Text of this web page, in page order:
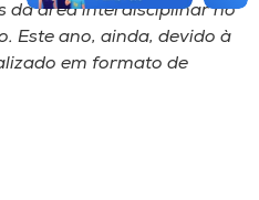
da área interdisciplinar no
Este ano, ainda, devido à
em formato de